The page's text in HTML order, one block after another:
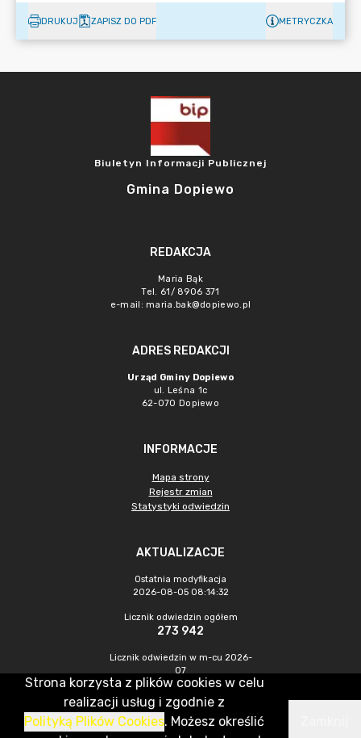
DRUKUJ ZAPISZ DO PDF METRYCZKA
Biuletyn Informacji Publicznej
Gmina Dopiewo
REDAKCJA
Maria Bąk
Tel. 61/ 8906 371
e-mail: maria.bak@dopiewo.pl
ADRES REDAKCJI
Urząd Gminy Dopiewo
ul. Leśna 1c
62-070 Dopiewo
INFORMACJE
Mapa strony
Rejestr zmian
Statystyki odwiedzin
AKTUALIZACJE
Ostatnia modyfikacja
2026-08-05 08:14:32
Licznik odwiedzin ogółem
273 942
Licznik odwiedzin w m-cu 2026-
07
731
CMS & Hosting: Nefeni Sp. z o.o.
Strona korzysta z plików cookies w celu
realizacji usług i zgodnie z
Polityką Plików Cookies. Możesz określić